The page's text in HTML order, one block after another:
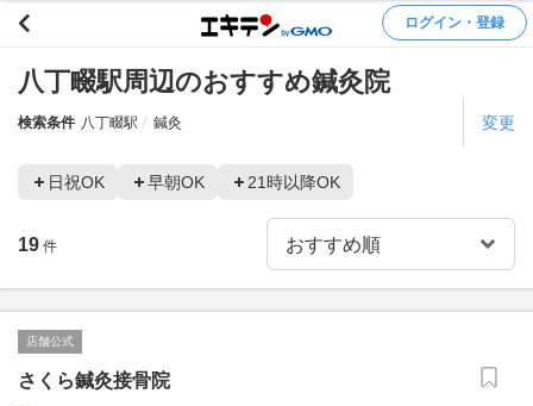
ログイン・登録
八丁畷駅周辺のおすすめ鍼灸院
検索条件 八丁畷駅 鍼灸 変更
日祝OK 早朝OK 21時以降OK
19 件
店舗公式
さくら鍼灸接骨院